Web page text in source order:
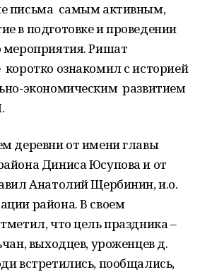
письма самым активным,
в подготовке и проведении
мероприятия. Ришат
ознакомил с историей
экономическим развитием
деревни от имени главы
Диниса Юсупова и от
Анатолий Щербинин, и.о.
района. В своем
что цель праздника –
выходцев, уроженцев д.
встретились, пообщались,